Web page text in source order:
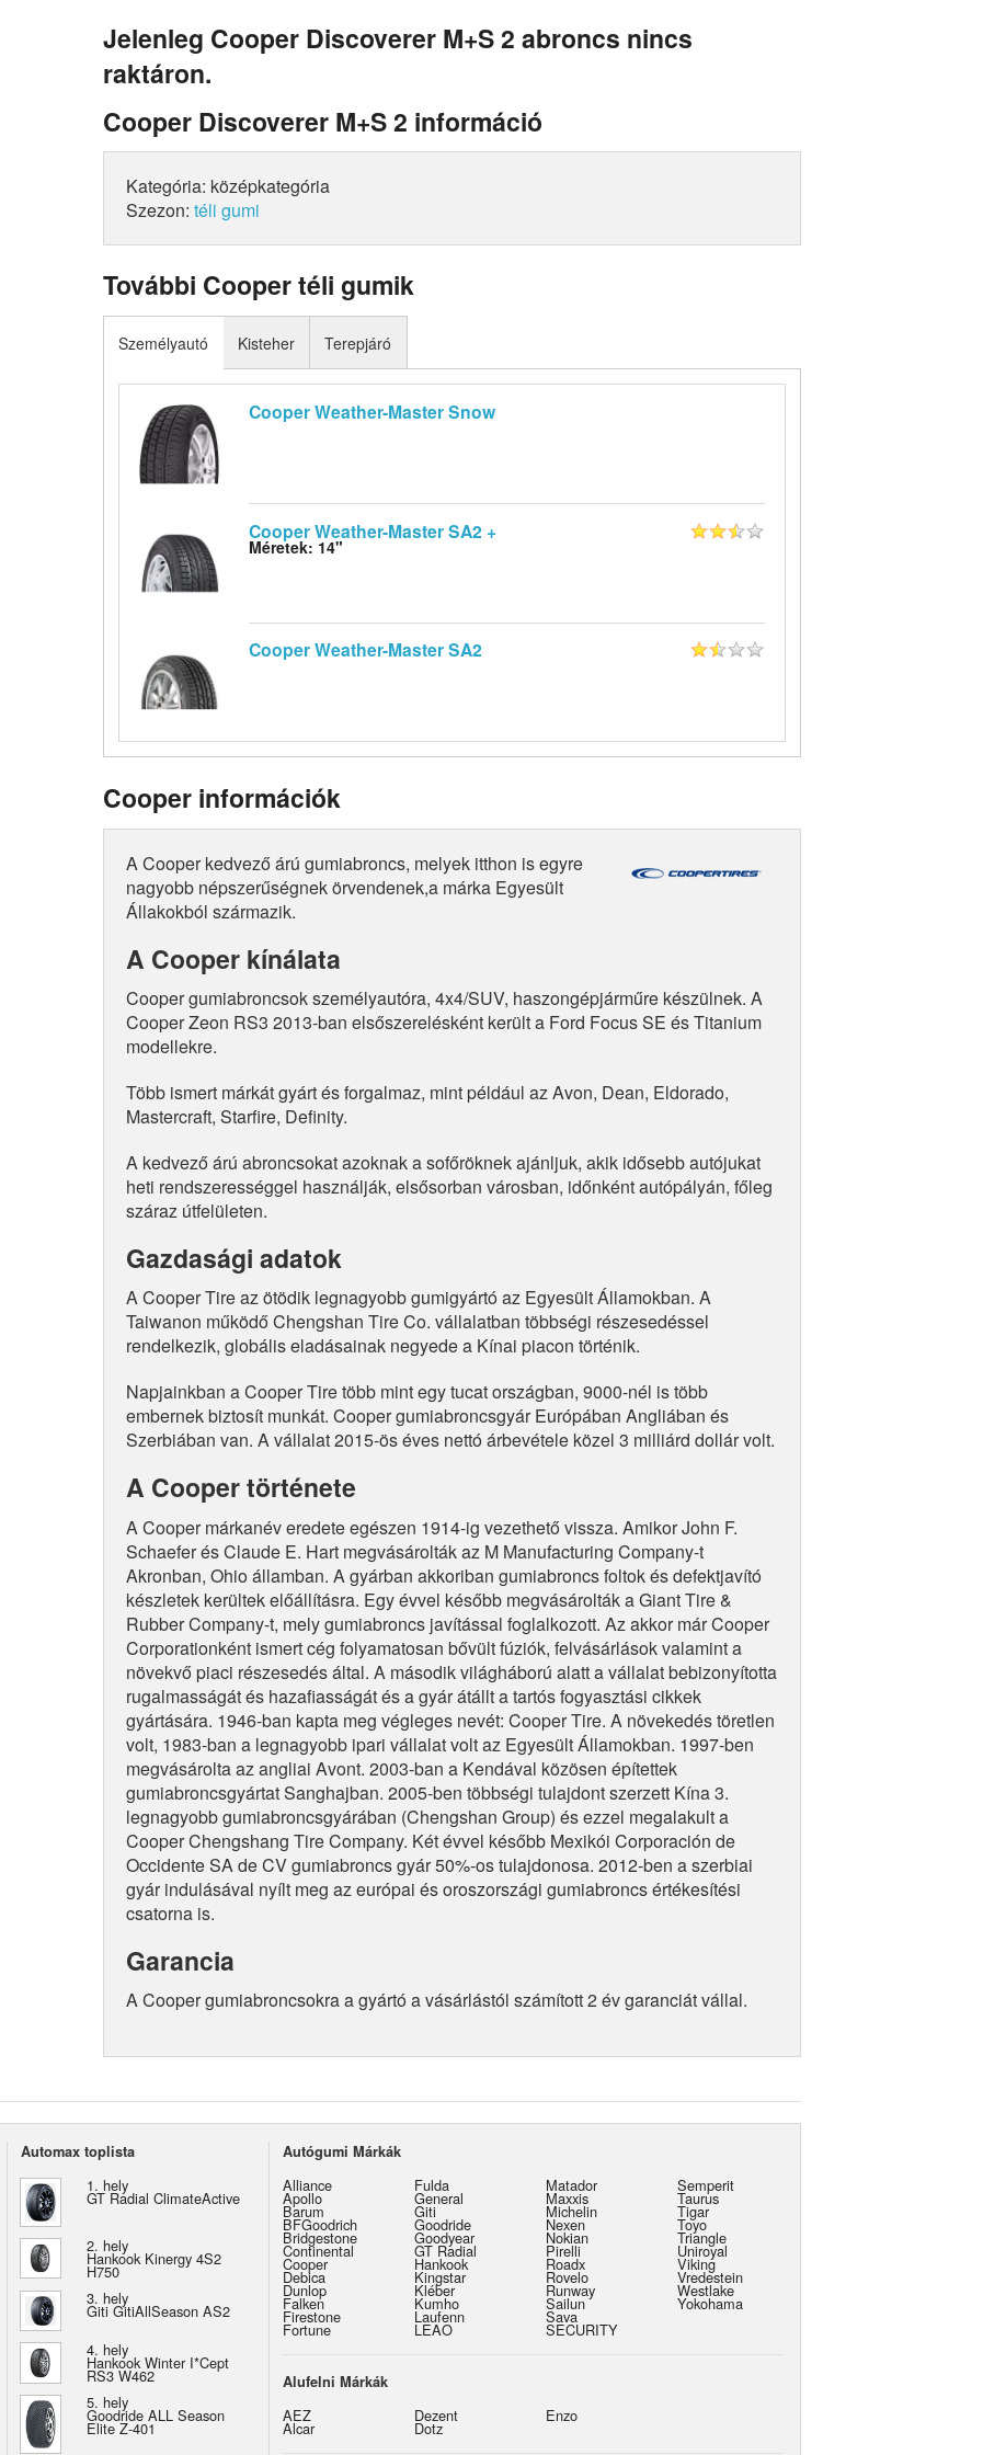
Jelenleg Cooper Discoverer M+S 2 abroncs nincs
raktáron.
Cooper Discoverer M+S 2 információ
Kategória: középkategória
Szezon:téli gumi
További Cooper téli gumik
Személyautó
Cooper Weather-Master Snow
Cooper Weather-Master SA2 +
Méretek: 14"
Cooper Weather-Master SA2
Kisteher Terepjáró
Cooper információk
A Cooper kedvező árú gumiabroncs, melyek itthon is egyre
nagyobb népszerűségnek örvendenek,a márka Egyesült
Állakokból származik.
A Cooper kínálata
Cooper gumiabroncsok személyautóra, 4x4/SUV, haszongépjárműre készülnek. A
Cooper Zeon RS3 2013-ban elsőszerelésként került a Ford Focus SE és Titanium
modellekre.
Több ismert márkát gyárt és forgalmaz, mint például az Avon, Dean, Eldorado,
Mastercraft, Starfire, Definity.
A kedvező árú abroncsokat azoknak a sofőröknek ajánljuk, akik idősebb autójukat
heti rendszerességgel használják, elsősorban városban, időnként autópályán, főleg
száraz útfelületen.
Gazdasági adatok
A Cooper Tire az ötödik legnagyobb gumigyártó az Egyesült Államokban. A
Taiwanon működő Chengshan Tire Co. vállalatban többségi részesedéssel
rendelkezik, globális eladásainak negyede a Kínai piacon történik.
Napjainkban a Cooper Tire több mint egy tucat országban, 9000-nél is több
embernek biztosít munkát. Cooper gumiabroncsgyár Európában Angliában és
Szerbiában van. A vállalat 2015-ös éves nettó árbevétele közel 3 milliárd dollár volt.
A Cooper története
A Cooper márkanév eredete egészen 1914-ig vezethető vissza. Amikor John F.
Schaefer és Claude E. Hart megvásárolták az M Manufacturing Company-t
Akronban, Ohio államban. A gyárban akkoriban gumiabroncs foltok és defektjavító
készletek kerültek előállításra. Egy évvel később megvásárolták a Giant Tire &
Rubber Company-t, mely gumiabroncs javítással foglalkozott. Az akkor már Cooper
Corporationként ismert cég folyamatosan bővült fúziók, felvásárlások valamint a
növekvő piaci részesedés által. A második világháború alatt a vállalat bebizonyította
rugalmasságát és hazafiasságát és a gyár átállt a tartós fogyasztási cikkek
gyártására. 1946-ban kapta meg végleges nevét: Cooper Tire. A növekedés töretlen
volt, 1983-ban a legnagyobb ipari vállalat volt az Egyesült Államokban. 1997-ben
megvásárolta az angliai Avont. 2003-ban a Kendával közösen építettek
gumiabroncsgyártat Sanghajban. 2005-ben többségi tulajdont szerzett Kína 3.
legnagyobb gumiabroncsgyárában (Chengshan Group) és ezzel megalakult a
Cooper Chengshang Tire Company. Két évvel később Mexikói Corporación de
Occidente SA de CV gumiabroncs gyár 50%-os tulajdonosa. 2012-ben a szerbiai
gyár indulásával nyílt meg az európai és oroszországi gumiabroncs értékesítési
csatorna is.
Garancia
A Cooper gumiabroncsokra a gyártó a vásárlástól számított 2 év garanciát vállal.
Automax toplista
1. hely
GT Radial ClimateActive
2. hely
Hankook Kinergy 4S2
H750
3. hely
Giti GitiAllSeason AS2
4. hely
Hankook Winter I*Cept
RS3 W462
5. hely
Goodride ALL Season
Elite Z-401
Autógumi Márkák
Alliance
Apollo
Barum
BFGoodrich
Bridgestone
Continental
Cooper
Debica
Dunlop
Falken
Firestone
Fortune
Fulda
General
Giti
Goodride
Goodyear
GT Radial
Hankook
Kingstar
Kléber
Kumho
Laufenn
LEAO
Matador
Maxxis
Michelin
Nexen
Nokian
Pirelli
Roadx
Rovelo
Runway
Sailun
Sava
SECURITY
Semperit
Taurus
Tigar
Toyo
Triangle
Uniroyal
Viking
Vredestein
Westlake
Yokohama
Alufelni Márkák
AEZ
Alcar
Dezent
Dotz
Enzo